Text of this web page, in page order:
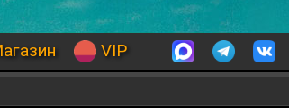
VIP